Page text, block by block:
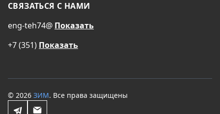
СВЯЗАТЬСЯ С НАМИ
eng-teh74@ Показать
+7 (351) Показать
© 2026 ЗИМ. Все права защищены